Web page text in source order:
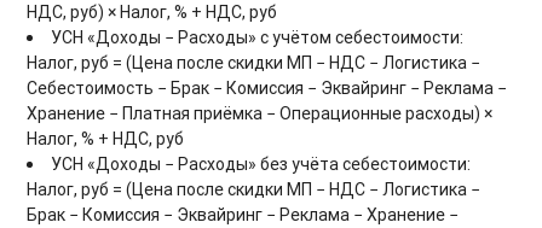
НДС, руб) × Налог, % + НДС, руб
УСН «Доходы − Расходы» с учётом себестоимости:
Налог, руб = (Цена после скидки МП − НДС − Логистика −
Себестоимость − Брак − Комиссия − Эквайринг − Реклама −
Хранение − Платная приёмка − Операционные расходы) ×
Налог, % + НДС, руб
УСН «Доходы − Расходы» без учёта себестоимости:
Налог, руб = (Цена после скидки МП − НДС − Логистика −
Брак − Комиссия − Эквайринг − Реклама − Хранение −